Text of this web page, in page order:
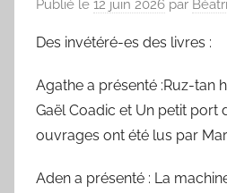
Publié le 12 juin 2026 par
Des invétéré-es des livres :
Agathe a présenté :Ruz-tan
Gaël Coadic et Un petit port
ouvrages ont été lus par
Aden a présenté : La